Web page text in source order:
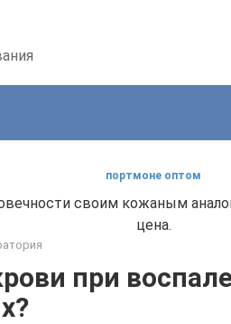
портмоне оптом
своим кожаным
цена.
при